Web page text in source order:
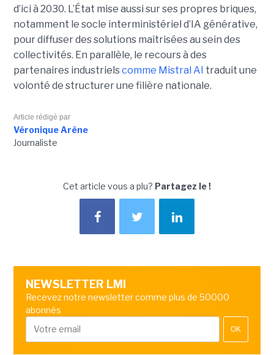
d’ici à 2030. L’État mise aussi sur ses propres briques,
notamment le socle interministériel d’IA générative,
pour diffuser des solutions maîtrisées au sein des
collectivités. En parallèle, le recours à des
partenaires industrielscomme Mistral AI traduit une
volonté de structurer une filière nationale.
Article rédigé par
Véronique Arène
Journaliste
Cet article vous a plu? Partagez le !
NEWSLETTER LMI
Recevez notre newsletter comme plus de 50000
abonnés
OK